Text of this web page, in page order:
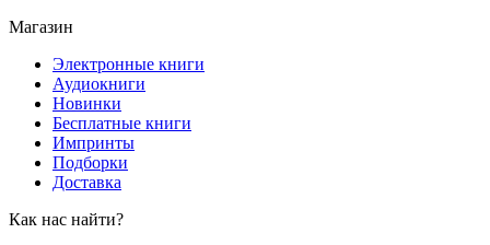
Магазин
Электронные книги
Аудиокниги
Новинки
Бесплатные книги
Импринты
Подборки
Доставка
Как нас найти?